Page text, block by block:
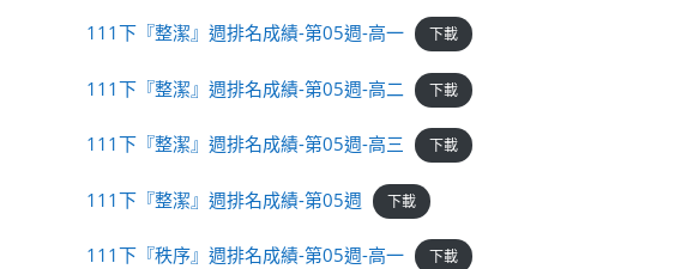
111下『整潔』週排名成績-第05週-高一 下載
111下『整潔』週排名成績-第05週-高二 下載
111下『整潔』週排名成績-第05週-高三 下載
111下『整潔』週排名成績-第05週 下載
111下『秩序』週排名成績-第05週-高一 下載